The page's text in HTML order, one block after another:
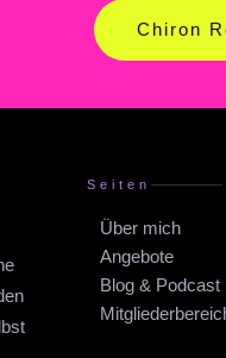
Chiron
Seiten
Über mich
Angebote
Blog & Podcast